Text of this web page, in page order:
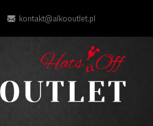
kontakt@alkooutlet.pl